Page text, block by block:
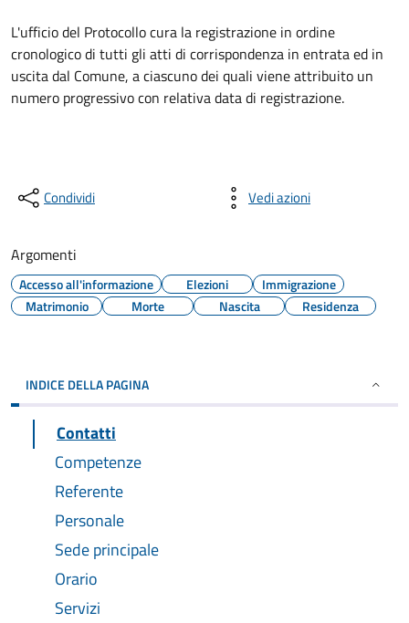
L'ufficio del Protocollo cura la registrazione in ordine
cronologico di tutti gli atti di corrispondenza in entrata ed in
uscita dal Comune, a ciascuno dei quali viene attribuito un
numero progressivo con relativa data di registrazione.
Condividi Vedi azioni
Argomenti
Accesso all'informazione Elezioni
Immigrazione
Matrimonio
Morte Nascita Residenza
INDICE DELLA PAGINA
Contatti
Competenze
Referente
Personale
Sede principale
Orario
Servizi